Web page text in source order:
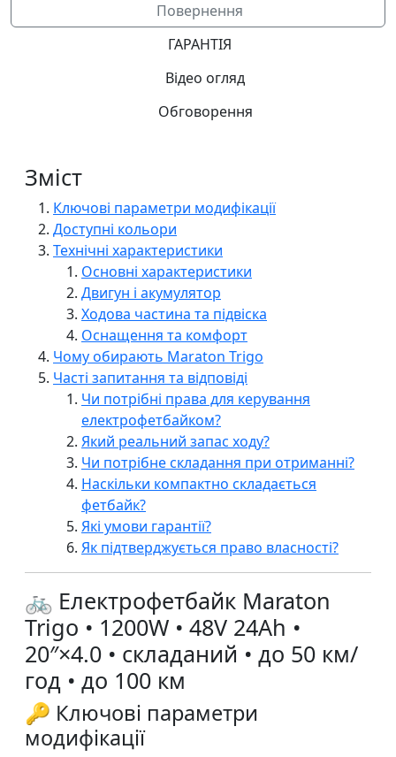
Повернення
ГАРАНТІЯ
Відео огляд
Обговорення
Зміст
Ключові параметри модифікації
Доступні кольори
Технічні характеристики
Основні характеристики
Двигун і акумулятор
Ходова частина та підвіска
Оснащення та комфорт
Чому обирають Maraton Trigo
Часті запитання та відповіді
Чи потрібні права для керування
електрофетбайком?
Який реальний запас ходу?
Чи потрібне складання при отриманні?
Наскільки компактно складається
фетбайк?
Які умови гарантії?
Як підтверджується право власності?
🚲 Електрофетбайк Maraton
Trigo • 1200W • 48V 24Ah •
20″×4.0 • складаний • до 50 км/
год • до 100 км
🔑 Ключові параметри
модифікації